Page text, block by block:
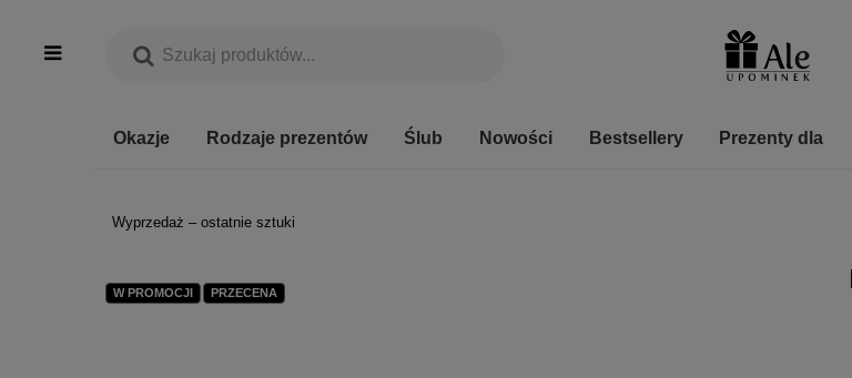
Okazje Rodzaje prezentów Ślub Nowości Bestsellery Prezenty dla
Wyprzedaż – ostatnie sztuki
W PROMOCJI PRZECENA